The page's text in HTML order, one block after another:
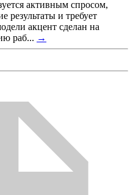
активным спросом,
результаты и требует
акцент сделан на
раб... →